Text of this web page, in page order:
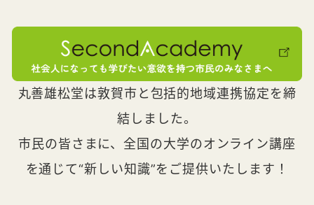
丸善雄松堂は敦賀市と包括的地域連携協定を締
結しました。
市民の皆さまに、全国の大学のオンライン講座
を通じて“新しい知識”をご提供いたします！